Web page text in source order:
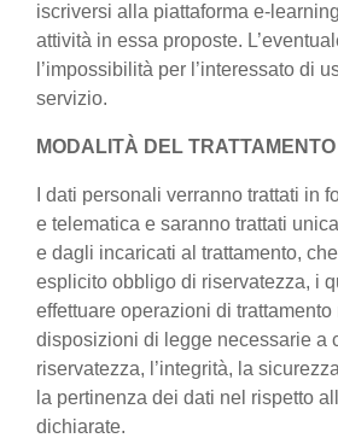
iscriversi alla piattaforma e-
attività in essa proposte.
l’impossibilità per l’interessato di
servizio.
MODALITÀ DEL TRATTAMENTO
I dati personali verranno trattati in
e telematica e saranno trattati
e dagli incaricati al trattamento,
esplicito obbligo di riservatezza, i
effettuare operazioni di
disposizioni di legge necessarie a
riservatezza, l’integrità, la
la pertinenza dei dati nel rispetto
dichiarate.